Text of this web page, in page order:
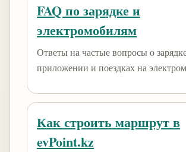
FAQ по зарядке и
электромобилям
Ответы на частые вопросы о
приложении и поездках на
Как строить маршрут в
evPoint.kz